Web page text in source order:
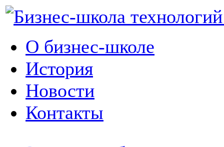
О бизнес-школе
История
Новости
Контакты